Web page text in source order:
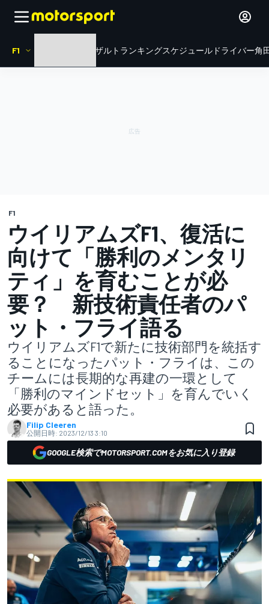
F1 リザルト ランキングスケジュール ドライバー角
F1
ウイリアムズF1、復活に
向けて「勝利のメンタリ
ティ」を育むことが必
要？ 新技術責任者のパ
ット・フライ語る
ウイリアムズF1で新たに技術部門を統括す
ることになったパット・フライは、この
チームには長期的な再建の一環として
「勝利のマインドセット」を育んでいく
必要があると語った。
Filip Cleeren
公開日時: 2023/12/13 3:10
GOOGLE検索でMOTORSPORT.COMをお気に入り登録